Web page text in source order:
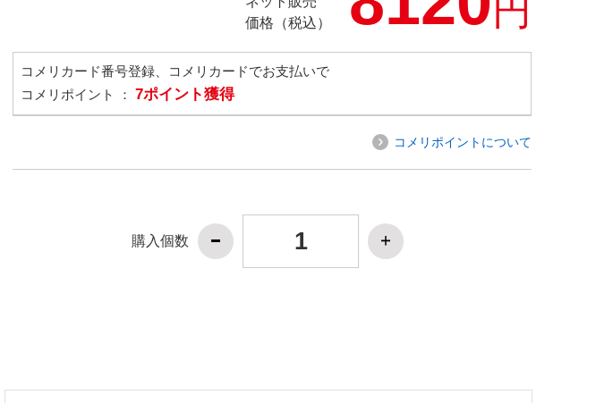
価格（税込）
円
コメリカード番号登録、コメリカードでお支払いで
コメリポイント ： 7ポイント獲得
コメリポイントについて
購入個数